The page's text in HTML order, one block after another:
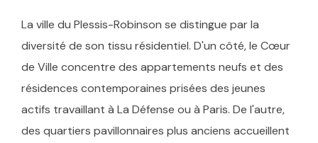
La ville du Plessis-Robinson se distingue par la
diversité de son tissu résidentiel. D'un côté, le Cœur
de Ville concentre des appartements neufs et des
résidences contemporaines prisées des jeunes
actifs travaillant à La Défense ou à Paris. De l'autre,
des quartiers pavillonnaires plus anciens accueillent